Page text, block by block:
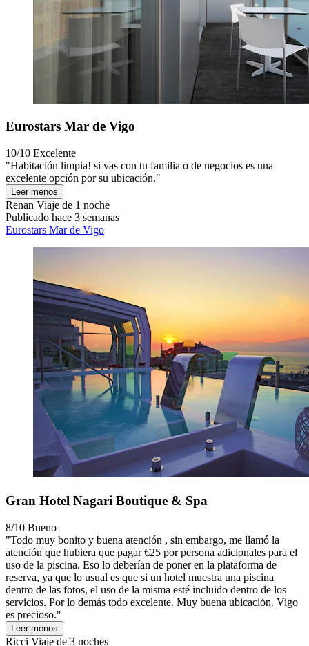
Eurostars Mar de Vigo
10/10 Excelente
"Habitación limpia! si vas con tu familia o de negocios es una
excelente opción por su ubicación."
Leer menos
Renan Viaje de 1 noche
Publicado hace 3 semanas
Eurostars Mar de Vigo
Gran Hotel Nagari Boutique & Spa
8/10 Bueno
"Todo muy bonito y buena atención , sin embargo, me llamó la
atención que hubiera que pagar €25 por persona adicionales para el
uso de la piscina. Eso lo deberían de poner en la plataforma de
reserva, ya que lo usual es que si un hotel muestra una piscina
dentro de las fotos, el uso de la misma esté incluido dentro de los
servicios. Por lo demás todo excelente. Muy buena ubicación. Vigo
es precioso."
Leer menos
Ricci Viaje de 3 noches